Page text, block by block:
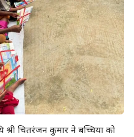
श्री चितरंजन कुमार ने बच्चियों को